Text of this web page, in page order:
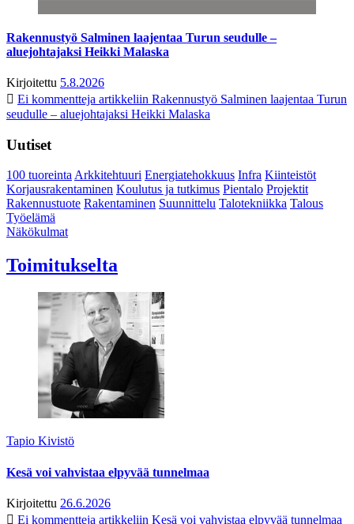
Rakennustyö Salminen laajentaa Turun seudulle –
aluejohtajaksi Heikki Malaska
Kirjoitettu 5.8.2026
Ei kommentteja artikkeliin Rakennustyö Salminen laajentaa Turun
seudulle – aluejohtajaksi Heikki Malaska
Uutiset
100 tuoreintaArkkitehtuuri Energiatehokkuus Infra Kiinteistöt
Korjausrakentaminen Koulutus ja tutkimus Pientalo Projektit
Rakennustuote Rakentaminen Suunnittelu Talotekniikka Talous
Työelämä
Näkökulmat
Toimitukselta
Tapio Kivistö
Kesä voi vahvistaa elpyvää tunnelmaa
Kirjoitettu 26.6.2026
Ei kommentteja artikkeliin Kesä voi vahvistaa elpyvää tunnelmaa